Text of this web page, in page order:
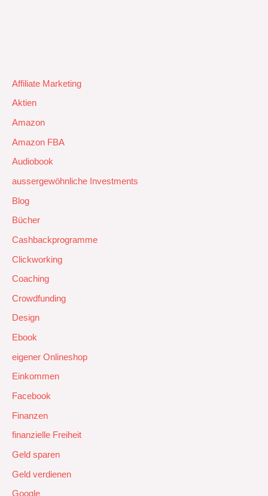
Affiliate Marketing
Aktien
Amazon
Amazon FBA
Audiobook
aussergewöhnliche Investments
Blog
Bücher
Cashbackprogramme
Clickworking
Coaching
Crowdfunding
Design
Ebook
eigener Onlineshop
Einkommen
Facebook
Finanzen
finanzielle Freiheit
Geld sparen
Geld verdienen
Google